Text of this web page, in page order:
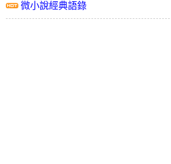
微小說經典語錄